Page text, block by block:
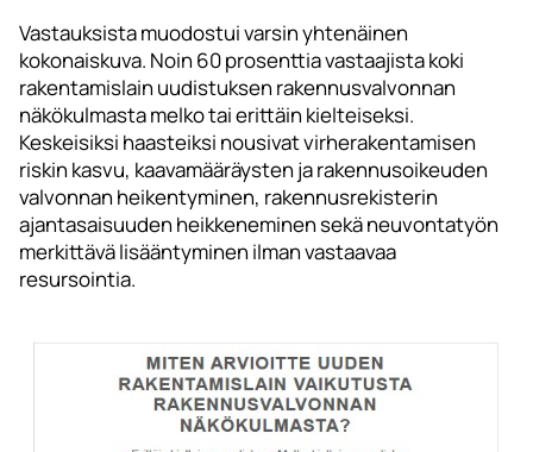
Vastauksista muodostui varsin yhtenäinen
kokonaiskuva. Noin 60 prosenttia vastaajista koki
rakentamislain uudistuksen rakennusvalvonnan
näkökulmasta melko tai erittäin kielteiseksi.
Keskeisiksi haasteiksi nousivat virherakentamisen
riskin kasvu, kaavamääräysten ja rakennusoikeuden
valvonnan heikentyminen, rakennusrekisterin
ajantasaisuuden heikkeneminen sekä neuvontatyön
merkittävä lisääntyminen ilman vastaavaa
resursointia.